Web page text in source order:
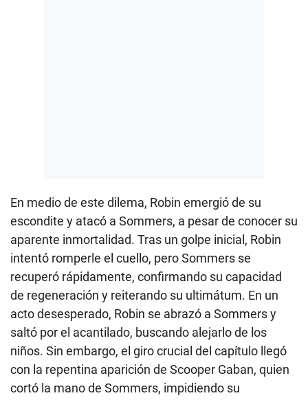
En medio de este dilema, Robin emergió de su
escondite y atacó a Sommers, a pesar de conocer su
aparente inmortalidad. Tras un golpe inicial, Robin
intentó romperle el cuello, pero Sommers se
recuperó rápidamente, confirmando su capacidad
de regeneración y reiterando su ultimátum. En un
acto desesperado, Robin se abrazó a Sommers y
saltó por el acantilado, buscando alejarlo de los
niños. Sin embargo, el giro crucial del capítulo llegó
con la repentina aparición de Scooper Gaban, quien
cortó la mano de Sommers, impidiendo su